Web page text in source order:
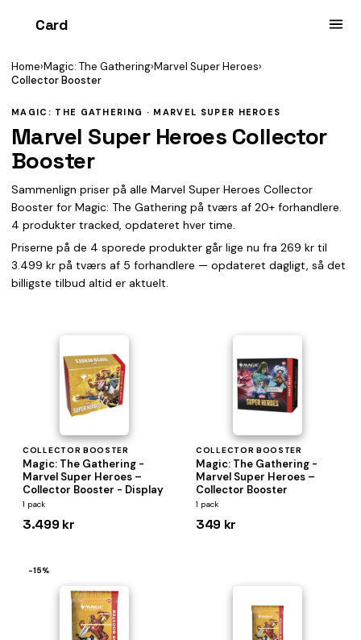
Card
Home›Magic: The Gathering›Marvel Super Heroes›
Collector Booster
MAGIC: THE GATHERING · MARVEL SUPER HEROES
Marvel Super Heroes Collector
Booster
Sammenlign priser på alle Marvel Super Heroes Collector
Booster for Magic: The Gathering på tværs af 20+ forhandlere.
4 produkter tracked, opdateret hver time.
Priserne på de 4 sporede produkter går lige nu fra 269 kr til
3.499 kr på tværs af 5 forhandlere — opdateret dagligt, så det
billigste tilbud altid er aktuelt.
COLLECTOR BOOSTER
Magic: The Gathering -
Marvel Super Heroes –
Collector Booster - Display
1 pack
3.499 kr
COLLECTOR BOOSTER
Magic: The Gathering -
Marvel Super Heroes –
Collector Booster
1 pack
349 kr
−15%